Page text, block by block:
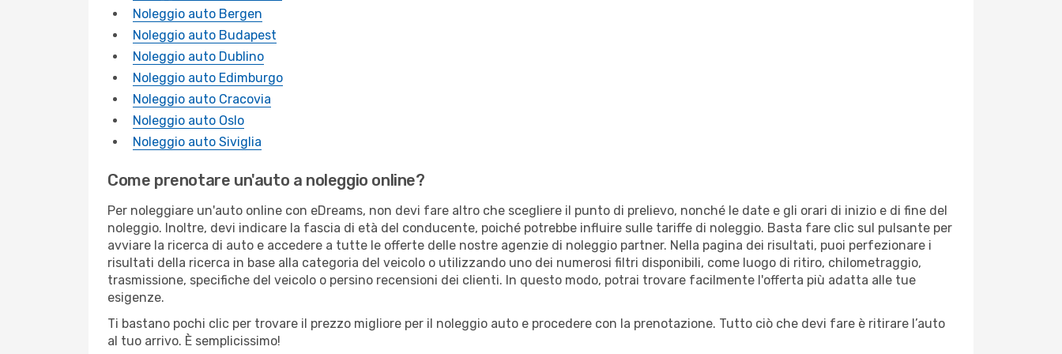
Noleggio auto Bergen
Noleggio auto Budapest
Noleggio auto Dublino
Noleggio auto Edimburgo
Noleggio auto Cracovia
Noleggio auto Oslo
Noleggio auto Siviglia
Come prenotare un'auto a noleggio online?
Per noleggiare un'auto online con eDreams, non devi fare altro che scegliere il punto di prelievo, nonché le date e gli orari di inizio e di fine del
noleggio. Inoltre, devi indicare la fascia di età del conducente, poiché potrebbe influire sulle tariffe di noleggio. Basta fare clic sul pulsante per
avviare la ricerca di auto e accedere a tutte le offerte delle nostre agenzie di noleggio partner. Nella pagina dei risultati, puoi perfezionare i
risultati della ricerca in base alla categoria del veicolo o utilizzando uno dei numerosi filtri disponibili, come luogo di ritiro, chilometraggio,
trasmissione, specifiche del veicolo o persino recensioni dei clienti. In questo modo, potrai trovare facilmente l'offerta più adatta alle tue
esigenze.
Ti bastano pochi clic per trovare il prezzo migliore per il noleggio auto e procedere con la prenotazione. Tutto ciò che devi fare è ritirare l’auto
al tuo arrivo. È semplicissimo!